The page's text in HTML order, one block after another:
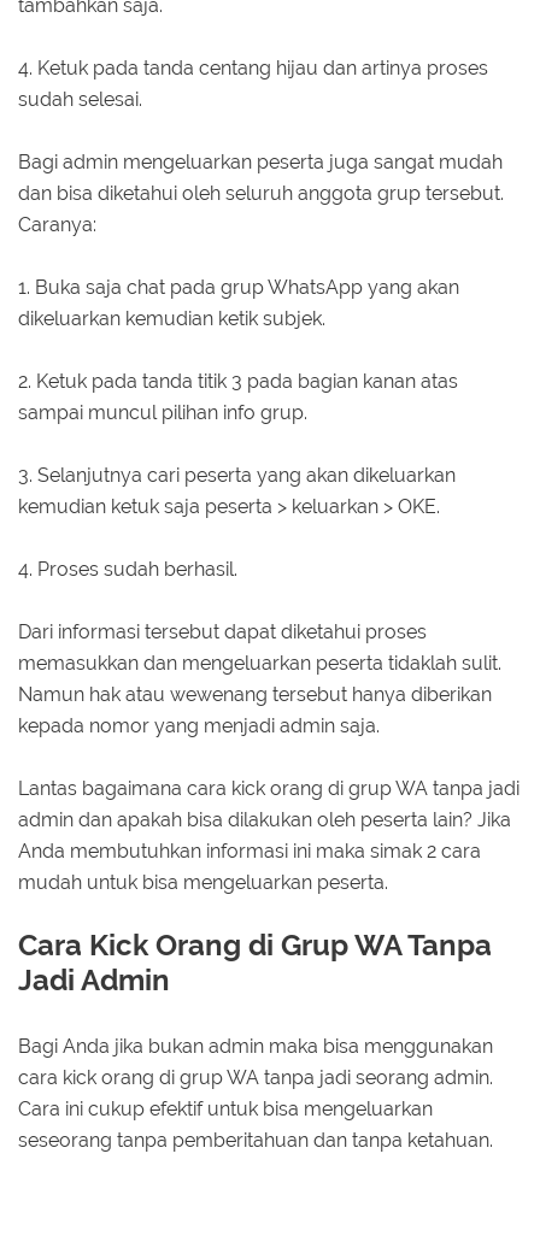
tambahkan saja.
4. Ketuk pada tanda centang hijau dan artinya proses
sudah selesai.
Bagi admin mengeluarkan peserta juga sangat mudah
dan bisa diketahui oleh seluruh anggota grup tersebut.
Caranya:
1. Buka saja chat pada grup WhatsApp yang akan
dikeluarkan kemudian ketik subjek.
2. Ketuk pada tanda titik 3 pada bagian kanan atas
sampai muncul pilihan info grup.
3. Selanjutnya cari peserta yang akan dikeluarkan
kemudian ketuk saja peserta > keluarkan > OKE.
4. Proses sudah berhasil.
Dari informasi tersebut dapat diketahui proses
memasukkan dan mengeluarkan peserta tidaklah sulit.
Namun hak atau wewenang tersebut hanya diberikan
kepada nomor yang menjadi admin saja.
Lantas bagaimana cara kick orang di grup WA tanpa jadi
admin dan apakah bisa dilakukan oleh peserta lain? Jika
Anda membutuhkan informasi ini maka simak 2 cara
mudah untuk bisa mengeluarkan peserta.
Cara Kick Orang di Grup WA Tanpa
Jadi Admin
Bagi Anda jika bukan admin maka bisa menggunakan
cara kick orang di grup WA tanpa jadi seorang admin.
Cara ini cukup efektif untuk bisa mengeluarkan
seseorang tanpa pemberitahuan dan tanpa ketahuan.